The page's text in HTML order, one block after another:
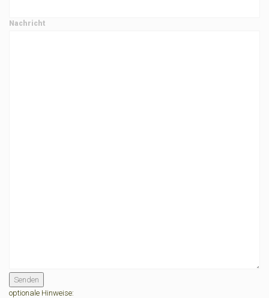
Nachricht
Senden
optionale Hinweise: